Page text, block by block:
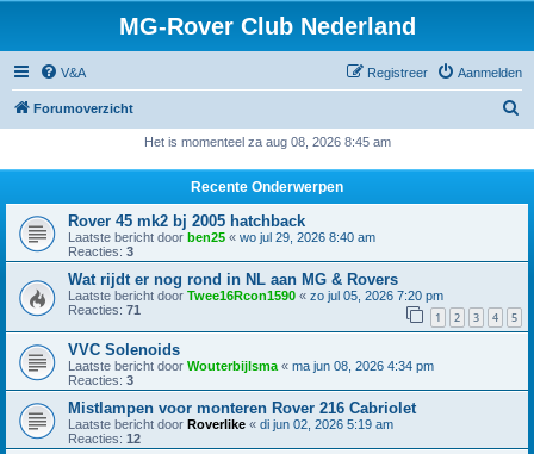
MG-Rover Club Nederland
V&A Aanmelden
Registreer
Forumoverzicht
Het is momenteel za aug 08, 2026 8:45 am
Recente Onderwerpen
Rover 45 mk2 bj 2005 hatchback
Laatste bericht door ben25 « wo jul 29, 2026 8:40 am
Reacties: 3
Wat rijdt er nog rond in NL aan MG & Rovers
Laatste bericht door Twee16Rcon1590 « zo jul 05, 2026 7:20 pm
Reacties: 71 1 2 3 4 5
VVC Solenoids
Laatste bericht door Wouterbijlsma « ma jun 08, 2026 4:34 pm
Reacties: 3
Mistlampen voor monteren Rover 216 Cabriolet
Laatste bericht door Roverlike « di jun 02, 2026 5:19 am
Reacties: 12